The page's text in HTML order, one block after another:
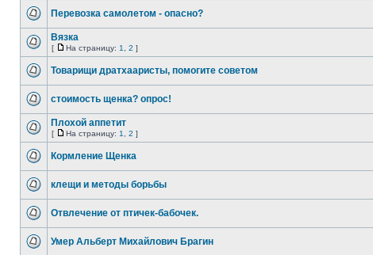
Перевозка самолетом - опасно?
Вязка
[ На страницу: 1 2 ]
Товарищи дратхааристы, помогите советом
стоимость щенка? опрос!
Плохой аппетит
[ На страницу: 1 2 ]
Кормление Щенка
клещи и методы борьбы
Отвлечение от птичек-бабочек.
Умер Альберт Михайлович Брагин